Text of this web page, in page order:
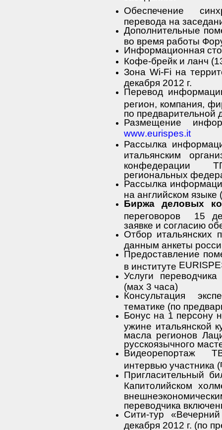
Обеспечение
перевода на
Дополнительные
во время работы
Информационная
Кофе-брейк и ланч
Зона Wi-Fi на
декабря 2012 г.
Перевод
регион, компания,
по предварительной
Размещение
www.eurispes.it
Рассылка
итальянским
конфедерации
региональных
Рассылка
на английском языке
Биржа деловых
переговоров
15
заявке и согласию
Отбор итальянских
данным анкеты
Предоставление
в институте
Услуги
(мах 3 часа)
Консультация
тематике (по
Бонус на 1 персону
ужине итальянской
масла регионов
русскоязычного
Видеорепортаж
интервью участника (
Пригласительный
Капитолийском
переводчика
Сити-тур
декабря 2012 г. (по